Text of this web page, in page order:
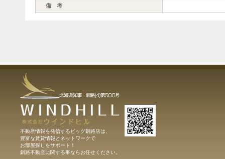
備 考
不動産情報を発信するビッグ釧路店は、
豊富な賃貸情報とネットワークで
お部屋探しをサポート！
釧路不動産に関する事ならお任せください。